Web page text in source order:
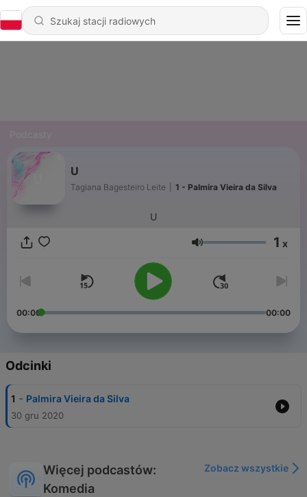
U
Tagiana Bagesteiro Leite 1 - Palmira Vieira da Silva
U
Głośność 1 x
00:00 00:00
Odcinki
1 - Palmira Vieira da Silva
30 gru 2020
Więcej podcastów:
Komedia
Zobacz wszystkie